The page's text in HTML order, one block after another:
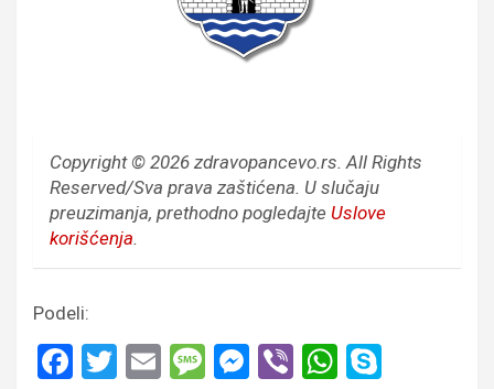
Copyright © 2026 zdravopancevo.rs. All Rights
Reserved/Sva prava zaštićena. U slučaju
preuzimanja, prethodno pogledajte Uslove
korišćenja.
Podeli:
F
T
E
M
M
Vi
W